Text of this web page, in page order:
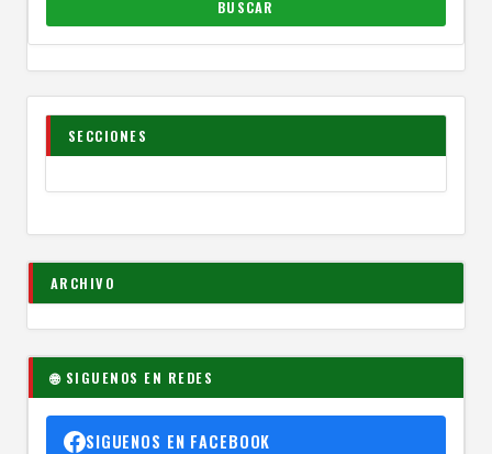
SECCIONES
ARCHIVO
🌐 SIGUENOS EN REDES
SIGUENOS EN FACEBOOK